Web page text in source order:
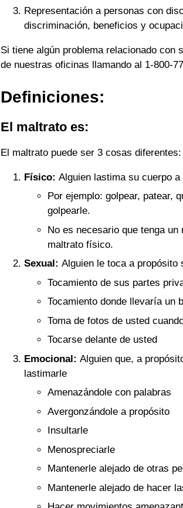
Representación a personas con
discriminación, beneficios y
Si tiene algún problema relacionado con
de nuestras oficinas llamando al 1-800-
Definiciones:
El maltrato es:
El maltrato puede ser 3 cosas diferentes:
Físico: Alguien lastima su cuerpo a
Por ejemplo: golpear, patear,
golpearle.
No es necesario que tenga
maltrato físico.
Sexual: Alguien le toca a propósito
Tocamiento de sus partes
Tocamiento donde llevaría un
Toma de fotos de usted
Tocarse delante de usted
Emocional: Alguien que, a
lastimarle
Amenazándole con palabras
Avergonzándole a propósito
Insultarle
Menospreciarle
Mantenerle alejado de otras
Mantenerle alejado de hacer